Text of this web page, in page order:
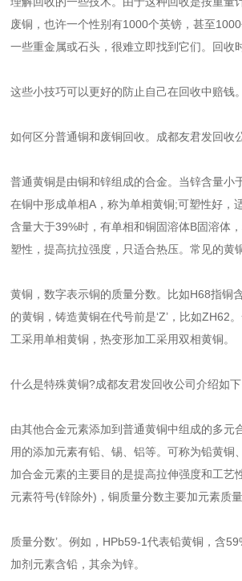
废铜，也许一个性别有1000个英镑，甚至
一些重金属或石头，很难立即找到它们。回收
这些小技巧可以更好的防止自己在回收中赔钱。
如何区分普通铜和废铜回收。成都友君发回收
普通黄铜是由铜和锌组成的合金。当锌含量小
在铜中形成单相A，称为单相黄铜;可塑性好，
含量大于39%时，有单相和铜固溶体B固溶体
塑性，提高抗拉强度，只适合热压。常见的黄
黄铜，数字表示铜的质量分数。比如H68指铜
的黄铜，铸造黄铜在代号前是‘Z’，比如ZH62
工采用单相黄铜，热变形加工采用双相黄铜。
什么是特殊黄铜?成都友君发回收公司介绍如下
由其他合金元素添加到普通黄铜中组成的多元
用的添加元素有铅、锡、铝等。可称为铅黄铜
加合金元素的主要目的是提高拉伸强度和工艺
元素符号(锌除外)，铜质量分数主要加元素质
质量分数’。例如，HPb59-1代表铅黄铜，含
加剂元素含铅，其余为锌。